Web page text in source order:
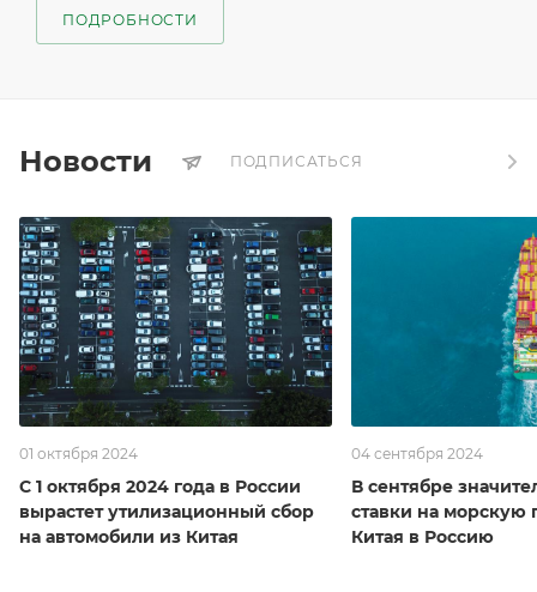
ПОДРОБНОСТИ
Новости ПОДПИСАТЬСЯ
01 октября 2024
С 1 октября 2024 года в России
вырастет утилизационный сбор
на автомобили из Китая
04 сентября 2024
В сентябре
ставки на морскую
Китая в Россию